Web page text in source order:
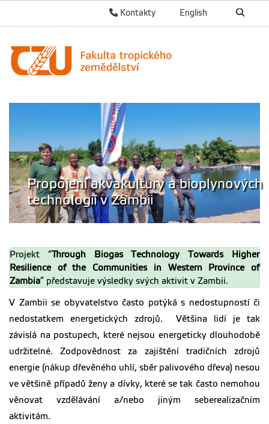
English
Kontakty
Propojení akvakultury a bioplynových
technologií v Zambii
Projekt “Through Biogas Technology Towards Higher
Resilience of the Communities in Western Province of
Zambia” představuje výsledky svých aktivit v Zambii.
V Zambii se obyvatelstvo často potýká s nedostupností či
nedostatkem energetických zdrojů. Většina lidí je tak
závislá na postupech, které nejsou energeticky dlouhodobě
udržitelné. Zodpovědnost za zajištění tradičních zdrojů
energie (nákup dřevěného uhlí, sběr palivového dřeva) nesou
ve většině případů ženy a dívky, které se tak často nemohou
věnovat vzdělávání a/nebo jiným seberealizačním
aktivitám.